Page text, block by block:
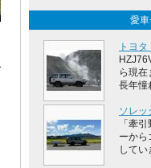
愛
トヨ
ら現在
長年憧
ソレッ
「牽
ーから
してい